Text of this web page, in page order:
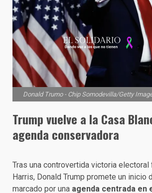
Donald Trumo - Chip Somodevilla/Getty
Trump vuelve a la Casa
agenda conservadora
Tras una controvertida victoria electoral
Harris, Donald Trump promete un inicio
marcado por una agenda centrada en